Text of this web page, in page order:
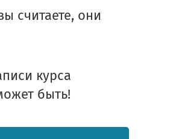
считаете, они
курса
быть!